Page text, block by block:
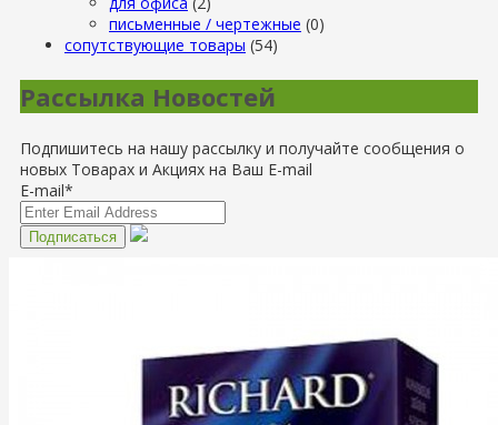
письменные / чертежные (0)
сопутствующие товары (54)
Рассылка Новостей
Подпишитесь на нашу рассылку и получайте сообщения о
новых Товарах и Акциях на Ваш E-mail
E-mail*